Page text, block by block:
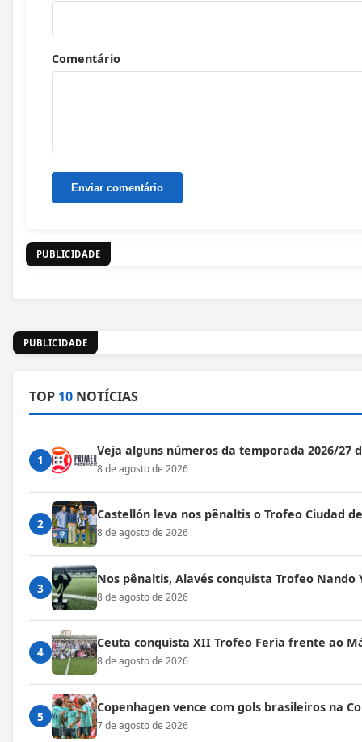
Comentário
PUBLICIDADE
PUBLICIDADE
TOP 10 NOTÍCIAS
1
Veja alguns números da temporada 2026/27
8 de agosto de 2026
2
Castellón leva nos pênaltis o Trofeo Ciudad
8 de agosto de 2026
3
Nos pênaltis, Alavés conquista Trofeo Nando
8 de agosto de 2026
4
Ceuta conquista XII Trofeo Feria frente ao
8 de agosto de 2026
5
Copenhagen vence com gols brasileiros na
7 de agosto de 2026